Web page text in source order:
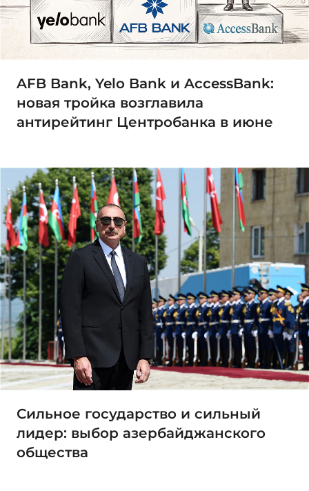
AFB Bank, Yelo Bank и AccessBank:
новая тройка возглавила
антирейтинг Центробанка в июне
Сильное государство и сильный
лидер: выбор азербайджанского
общества